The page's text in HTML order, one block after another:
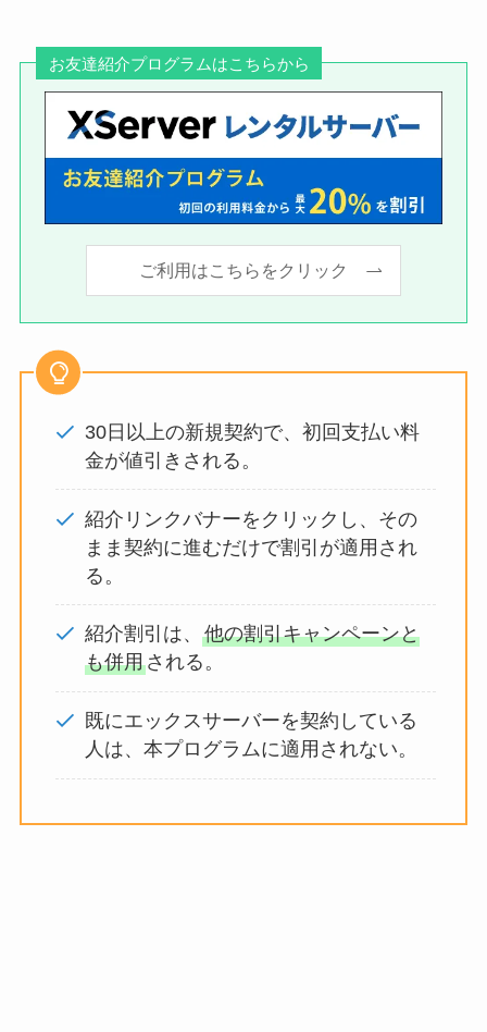
お友達紹介プログラムはこちらから
ご利用はこちらをクリック
30日以上の新規契約で、初回支払い料
金が値引きされる。
紹介リンクバナーをクリックし、その
まま契約に進むだけで割引が適用され
る。
紹介割引は、他の割引キャンペーンと
も併用される。
既にエックスサーバーを契約している
人は、本プログラムに適用されない。